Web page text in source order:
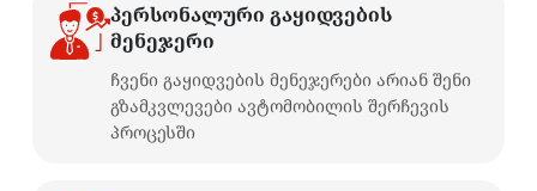
პერსონალური გაყიდვების
მენეჯერი
ჩვენი გაყიდვების მენეჯერები არიან შენი
გზამკვლევები ავტომობილის შერჩევის
პროცესში